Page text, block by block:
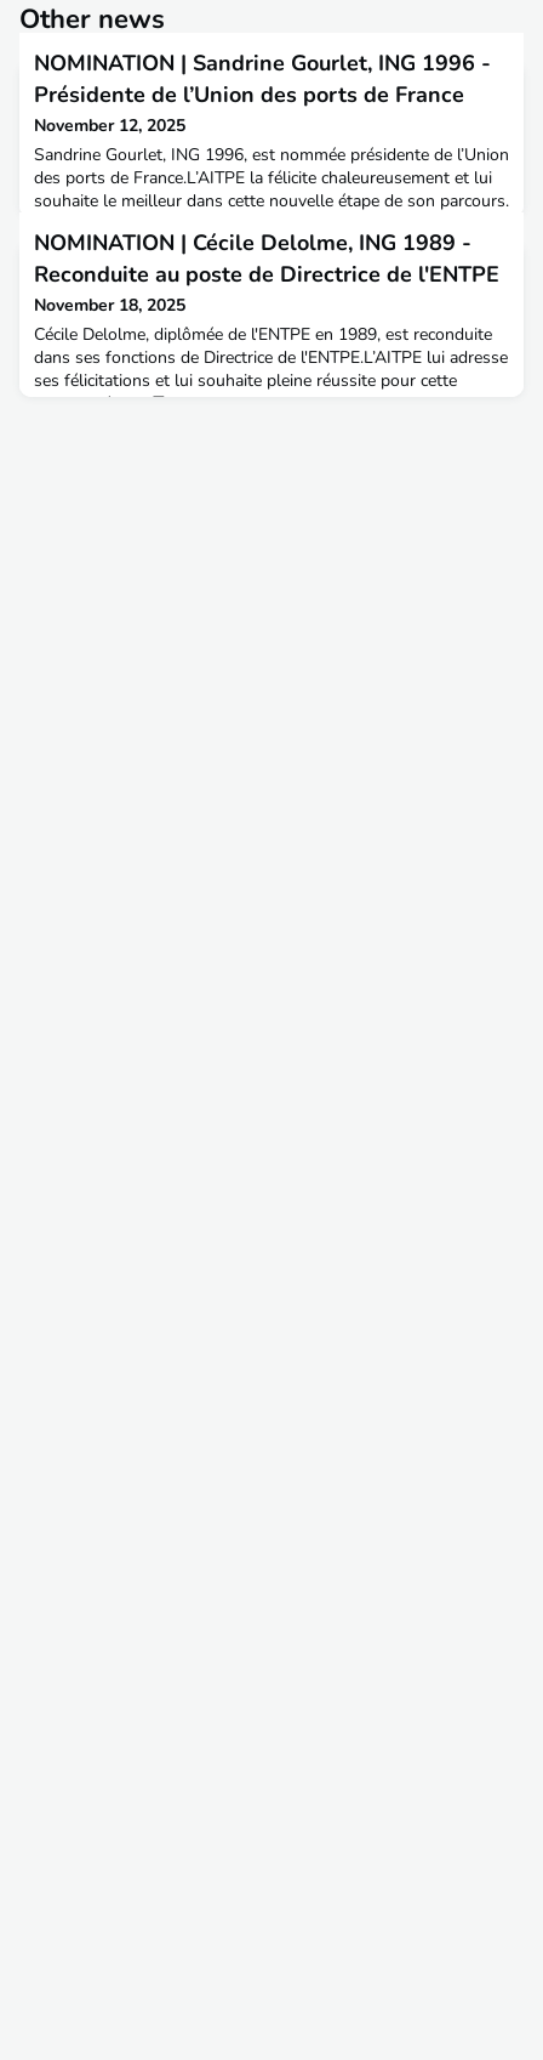
Other news
NOMINATION | Sandrine Gourlet, ING 1996 -
Présidente de l’Union des ports de France
November 12, 2025
Sandrine Gourlet, ING 1996, est nommée présidente de l’Union
des ports de France.L’AITPE la félicite chaleureusement et lui
souhaite le meilleur dans cette nouvelle étape de son parcours.
IGPEFCN 2022. Élue à l’unanimité par le conseil
d’administration de l'UPF, Sandrine Gourlet succède à Jean-
Pierre Chalus à la présidence de l’Union des po
NOMINATION | Cécile Delolme, ING 1989 -
Reconduite au poste de Directrice de l'ENTPE
November 18, 2025
Cécile Delolme, diplômée de l'ENTPE en 1989, est reconduite
dans ses fonctions de Directrice de l'ENTPE.L’AITPE lui adresse
ses félicitations et lui souhaite pleine réussite pour cette
nouvelle étape 👏Le contexte national et international actuel